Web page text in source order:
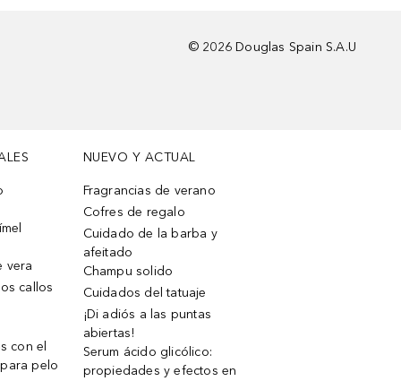
© 2026 Douglas Spain S.A.U
vera
callos
con el
pelo
NUEVO Y ACTUAL
Fragrancias de verano
Cofres de regalo
Cuidado de la barba y
afeitado
Champu solido
Cuidados del tatuaje
¡Di adiós a las puntas
abiertas!
Serum ácido glicólico:
propiedades y efectos en